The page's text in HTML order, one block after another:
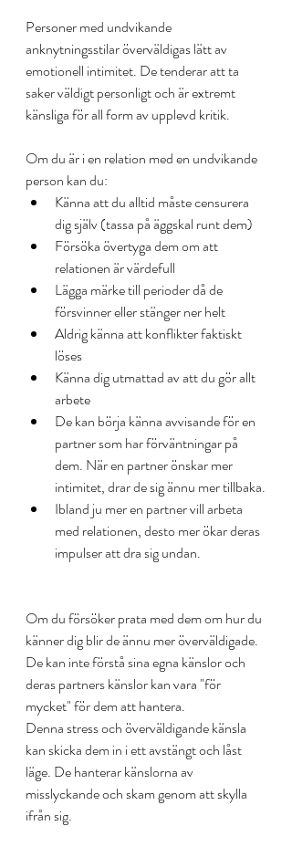
Personer med undvikande
anknytningsstilar överväldigas lätt av
emotionell intimitet. De tenderar att ta
saker väldigt personligt och är extremt
känsliga för all form av upplevd kritik.
Om du är i en relation med en undvikande
person kan du:
Känna att du alltid måste censurera
dig själv (tassa på äggskal runt dem)
Försöka övertyga dem om att
relationen är värdefull
Lägga märke till perioder då de
försvinner eller stänger ner helt
Aldrig känna att konflikter faktiskt
löses
Känna dig utmattad av att du gör allt
arbete
De kan börja känna avvisande för en
partner som har förväntningar på
dem. När en partner önskar mer
intimitet, drar de sig ännu mer tillbaka.
Ibland ju mer en partner vill arbeta
med relationen, desto mer ökar deras
impulser att dra sig undan.
Om du försöker prata med dem om hur du
känner dig blir de ännu mer överväldigade.
De kan inte förstå sina egna känslor och
deras partners känslor kan vara "för
mycket" för dem att hantera.
Denna stress och överväldigande känsla
kan skicka dem in i ett avstängt och låst
läge. De hanterar känslorna av
misslyckande och skam genom att skylla
ifrån sig.